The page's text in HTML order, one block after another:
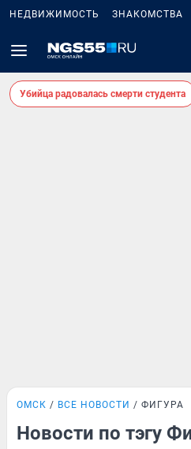
НЕДВИЖИМОСТЬ ЗНАКОМСТВА
Убийца радовалась смерти студента
ОМСК ВСЕ НОВОСТИ ФИГУРА
Новости по тэгу